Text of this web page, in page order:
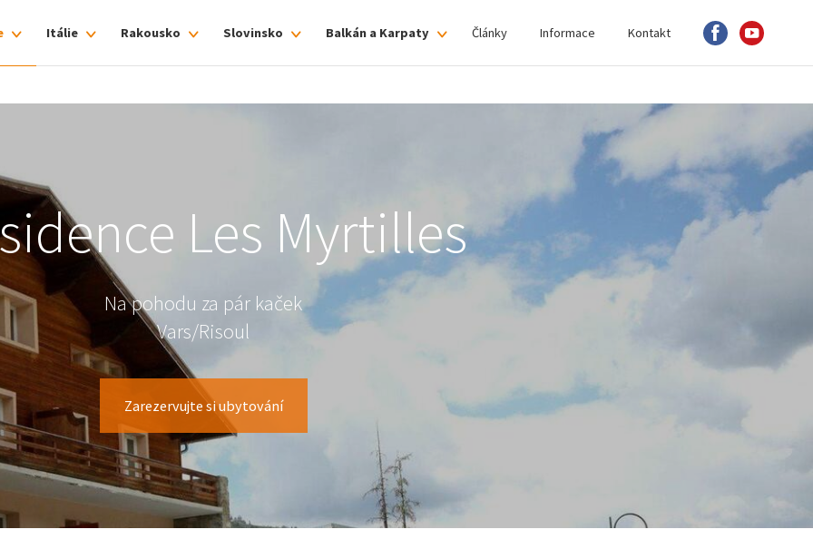
Itálie Rakousko Slovinsko Balkán a Karpaty Články Informace Kontakt
Les Myrtilles
Na pohodu za pár kaček
Vars/Risoul
Zarezervujte si ubytování